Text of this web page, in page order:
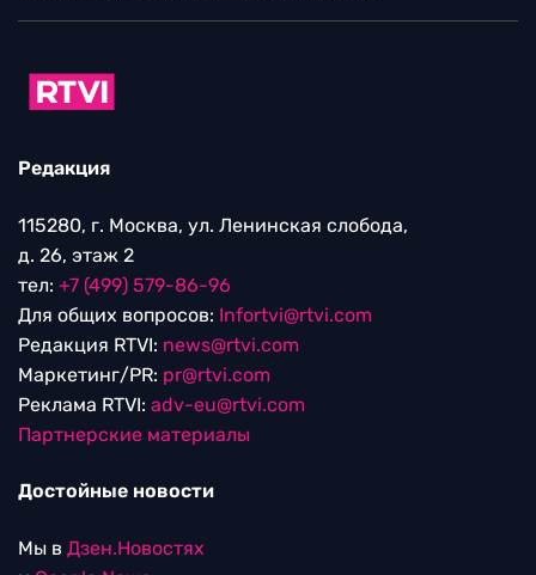
Редакция
115280, г. Москва, ул. Ленинская слобода,
д. 26, этаж 2
тел: +7 (499) 579-86-96
Для общих вопросов: Infortvi@rtvi.com
Редакция RTVI: news@rtvi.com
Маркетинг/PR: pr@rtvi.com
Реклама RTVI: adv-eu@rtvi.com
Партнерские материалы
Достойные новости
Мы в Дзен.Новостях